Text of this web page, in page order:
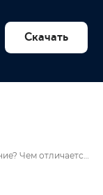
Скачать
Онлайн или живое общение? Чем отличается терапия через экран и стоит ли она того